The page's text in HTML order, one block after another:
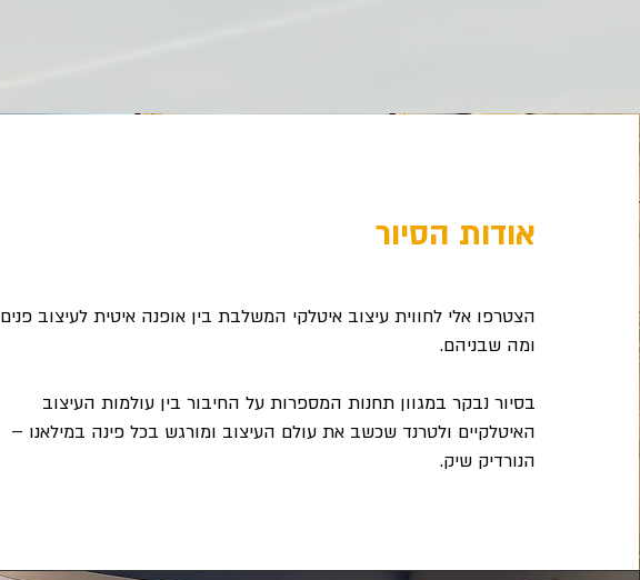
אודות הסיור
הצטרפו אלי לחווית עיצוב איטלקי המשלבת בין אופנה איטית לעיצוב פנים
ומה שבניהם.
בסיור נבקר במגוון תחנות המספרות על החיבור בין עולמות העיצוב
האיטלקיים ולטרנד שכשב את עולם העיצוב ומורגש בכל פינה במילאנו –
הנורדיק שיק.